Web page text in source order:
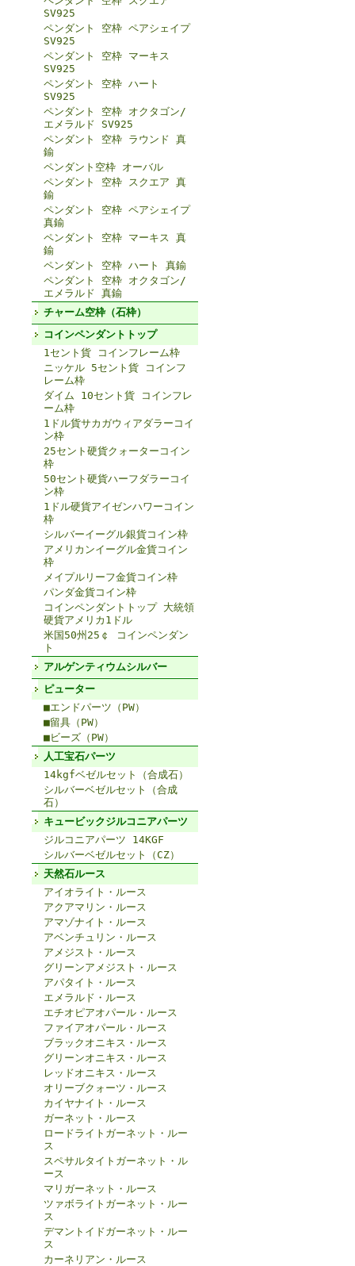
SV925
ペンダント 空枠 ペアシェイプ
SV925
ペンダント 空枠 マーキス
SV925
ペンダント 空枠 ハート
SV925
ペンダント 空枠 オクタゴン/
エメラルド SV925
ペンダント 空枠 ラウンド 真
鍮
ペンダント空枠 オーバル
ペンダント 空枠 スクエア 真
鍮
ペンダント 空枠 ペアシェイプ
真鍮
ペンダント 空枠 マーキス 真
鍮
ペンダント 空枠 ハート 真鍮
ペンダント 空枠 オクタゴン/
エメラルド 真鍮
チャーム空枠（石枠）
コインペンダントトップ
1セント貨 コインフレーム枠
ニッケル 5セント貨 コインフ
レーム枠
ダイム 10セント貨 コインフレ
ーム枠
1ドル貨サカガウィアダラーコイ
ン枠
25セント硬貨クォーターコイン
枠
50セント硬貨ハーフダラーコイ
ン枠
1ドル硬貨アイゼンハワーコイン
枠
シルバーイーグル銀貨コイン枠
アメリカンイーグル金貨コイン
枠
メイプルリーフ金貨コイン枠
パンダ金貨コイン枠
コインペンダントトップ 大統領
硬貨アメリカ1ドル
米国50州25￠ コインペンダン
ト
アルゲンティウムシルバー
ピューター
■エンドパーツ（PW）
■留具（PW）
■ビーズ（PW）
人工宝石パーツ
14kgfベゼルセット（合成石）
シルバーベゼルセット（合成
石）
キュービックジルコニアパーツ
ジルコニアパーツ 14KGF
シルバーベゼルセット（CZ）
天然石ルース
アイオライト・ルース
アクアマリン・ルース
アマゾナイト・ルース
アベンチュリン・ルース
アメジスト・ルース
グリーンアメジスト・ルース
アパタイト・ルース
エメラルド・ルース
エチオピアオパール・ルース
ファイアオパール・ルース
ブラックオニキス・ルース
グリーンオニキス・ルース
レッドオニキス・ルース
オリーブクォーツ・ルース
カイヤナイト・ルース
ガーネット・ルース
ロードライトガーネット・ルー
ス
スペサルタイトガーネット・ル
ース
マリガーネット・ルース
ツァボライトガーネット・ルー
ス
デマントイドガーネット・ルー
ス
カーネリアン・ルース